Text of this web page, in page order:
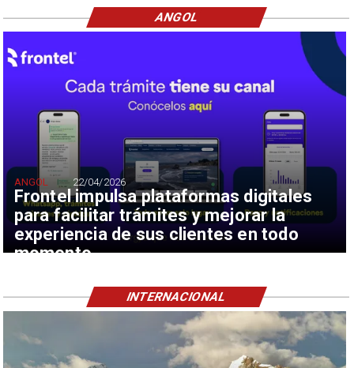
Frontel impulsa plataformas digitales
para facilitar trámites y mejorar la
experiencia de sus clientes en todo
momento
ANGOL 22/04/2026
ANGOL
INTERNACIONAL